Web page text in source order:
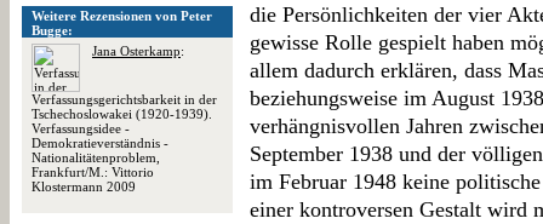
Weitere Rezensionen von Peter
Bugge:
Jana Osterkamp:
Verfassungsgerichtsbarkeit in der
Tschechoslowakei (1920-1939).
Verfassungsidee -
Demokratieverständnis -
Nationalitätenproblem,
Frankfurt/M.: Vittorio
Klostermann 2009
die Persönlichkeiten der vier
gewisse Rolle gespielt haben
allem dadurch erklären, dass
beziehungsweise im August
verhängnisvollen Jahren
September 1938 und der
im Februar 1948 keine
einer kontroversen Gestalt wird